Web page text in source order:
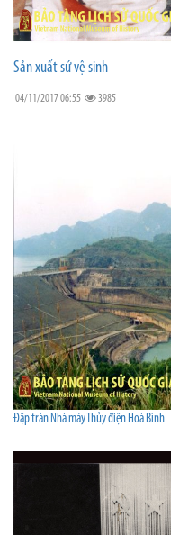
Sản xuất sứ vệ sinh
04/11/2017 06:55 3985
Đập tràn Nhà máy Thủy điện Hoà Bình